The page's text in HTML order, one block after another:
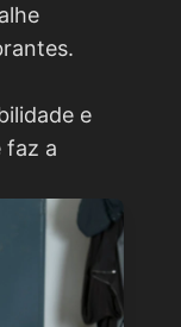
e
faz a